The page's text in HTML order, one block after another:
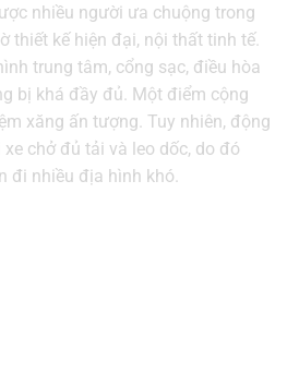
nhiều người ưa chuộng trong
thiết kế hiện đại, nội thất tinh tế.
trung tâm, cổng sạc, điều hòa
bị khá đầy đủ. Một điểm cộng
xăng ấn tượng. Tuy nhiên, động
chở đủ tải và leo dốc, do đó
đi nhiều địa hình khó.